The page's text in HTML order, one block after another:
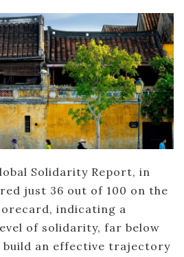
Solidarity Report, in
just 36 out of 100 on the
indicating a
of solidarity, far below
an effective trajectory